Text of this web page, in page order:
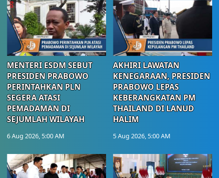
MENTERI ESDM SEBUT
PRESIDEN PRABOWO
PERINTAHKAN PLN
SEGERA ATASI
PEMADAMAN DI
SEJUMLAH WILAYAH
6 Aug 2026, 5:00 AM
AKHIRI LAWATAN
KENEGARAAN, PRESIDEN
PRABOWO LEPAS
KEBERANGKATAN PM
THAILAND DI LANUD
HALIM
5 Aug 2026, 5:00 AM